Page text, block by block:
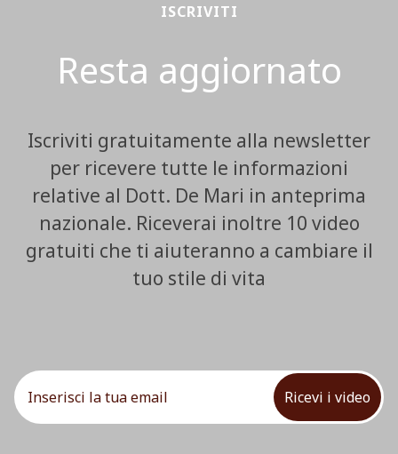
ISCRIVITI
Resta aggiornato
Iscriviti gratuitamente alla newsletter
per ricevere tutte le informazioni
relative al Dott. De Mari in anteprima
nazionale. Riceverai inoltre 10 video
gratuiti che ti aiuteranno a cambiare il
tuo stile di vita
Ricevi i video